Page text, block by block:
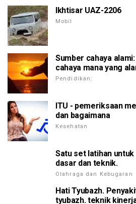
Ikhtisar UAZ-2206
Mobil
Sumber cahaya
cahaya mana yang
Pendidikan:
ITU - pemeriksaan
dan bagaimana
Kesehatan
Satu set latihan
dasar dan teknik.
Olahraga dan Kebugaran
Hati Tyubazh.
tyubazh. teknik